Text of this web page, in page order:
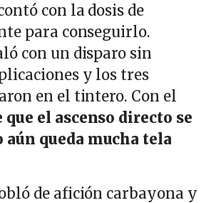
con la dosis de
para conseguirlo.
con un disparo sin
y los tres
en el tintero. Con el
que el ascenso directo se
queda mucha tela
de afición carbayona y